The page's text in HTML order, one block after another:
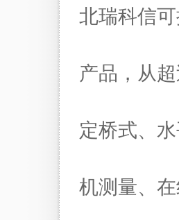
北瑞科信
产品，从
定桥式、
机测量、